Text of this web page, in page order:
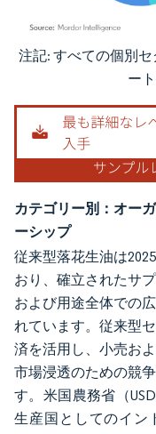
画像 © Mordor Intelligence
注記: すべての個別
ー
カテゴリー別：オー
ーシップ
従来型落花生油は
おり、確立されたサ
および用途全体での
れています。従来型
済を活用し、小売お
市場浸透のための競
す。米国農務省（
生産国としてのイン